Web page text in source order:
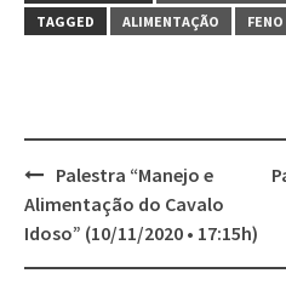
TAGGED
ALIMENTAÇÃO FENO
Post
navigation
Palestra “Manejo e
Alimentação do Cavalo
Idoso” (10/11/2020 • 17:15h)